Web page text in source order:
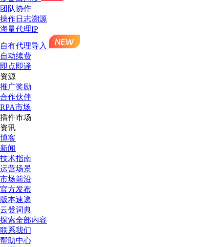
团队协作
操作日志溯源
海量代理IP
自有代理导入
自动续费
即点即译
资源
推广奖励
合作伙伴
RPA市场
插件市场
资讯
博客
新闻
技术指南
运营场景
市场前沿
官方发布
版本速递
云登词典
探索全部内容
联系我们
帮助中心